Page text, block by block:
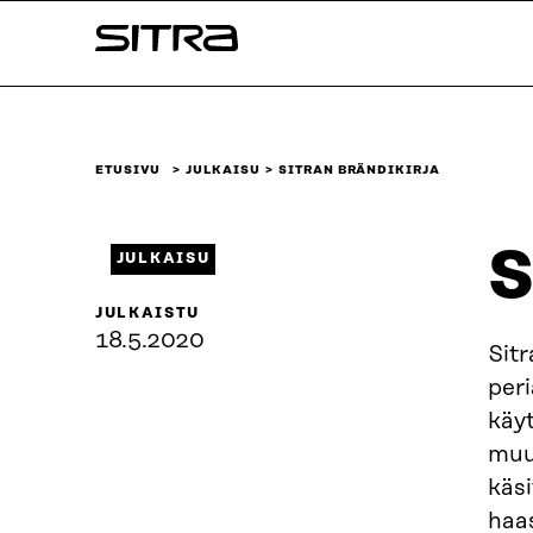
sisältöön
Sitra
ETUSIVU JULKAISU SITRAN BRÄNDIKIRJA
JULKAISU
JULKAISTU
18.5.2020